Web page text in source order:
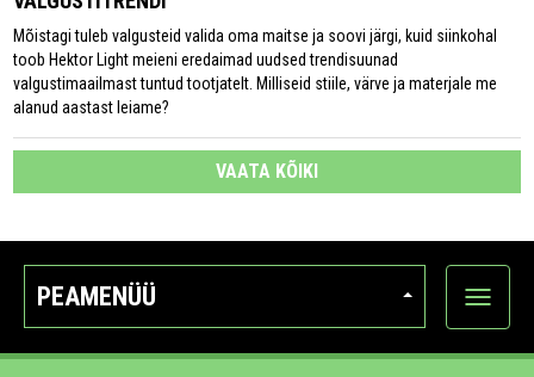
Mõistagi tuleb valgusteid valida oma maitse ja soovi järgi, kuid siinkohal
toob Hektor Light meieni eredaimad uudsed trendisuunad
valgustimaailmast tuntud tootjatelt. Milliseid stiile, värve ja materjale me
alanud aastast leiame?
VAATA KÕIKI
PEAMENÜÜ
Ava